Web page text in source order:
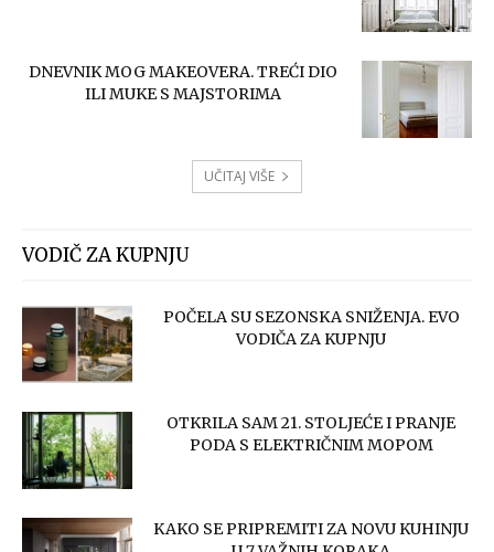
DNEVNIK MOG MAKEOVERA. TREĆI DIO
ILI MUKE S MAJSTORIMA
UČITAJ VIŠE
VODIČ ZA KUPNJU
POČELA SU SEZONSKA SNIŽENJA. EVO
VODIČA ZA KUPNJU
OTKRILA SAM 21. STOLJEĆE I PRANJE
PODA S ELEKTRIČNIM MOPOM
KAKO SE PRIPREMITI ZA NOVU KUHINJU